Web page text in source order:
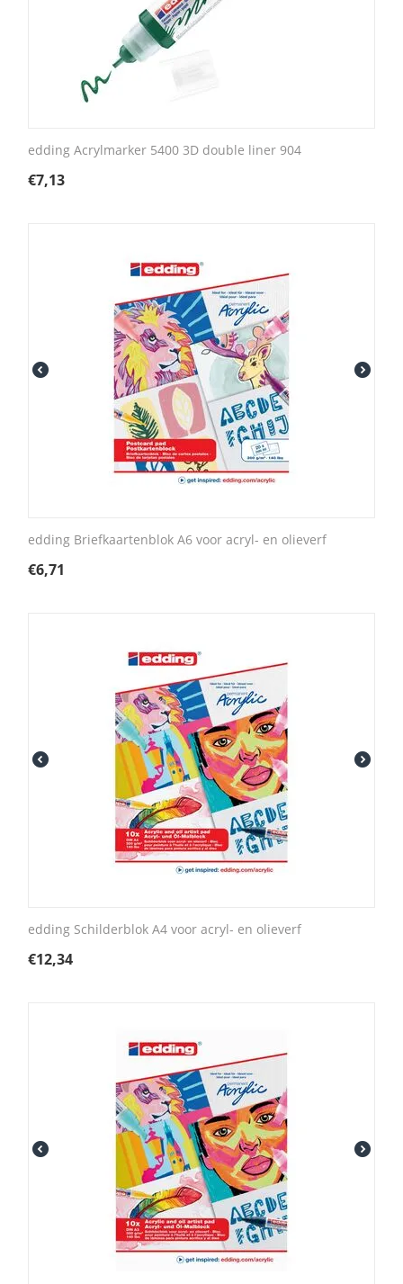
edding Acrylmarker 5400 3D double liner 904
€7,13
edding Briefkaartenblok A6 voor acryl- en olieverf
€6,71
edding Schilderblok A4 voor acryl- en olieverf
€12,34